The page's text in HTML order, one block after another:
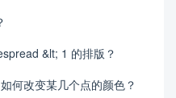
&lt; 1 的排版？
何改变某几个点的颜色？